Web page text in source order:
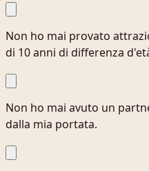
Non ho mai provato
di 10 anni di differenza
Non ho mai avuto un
dalla mia portata.